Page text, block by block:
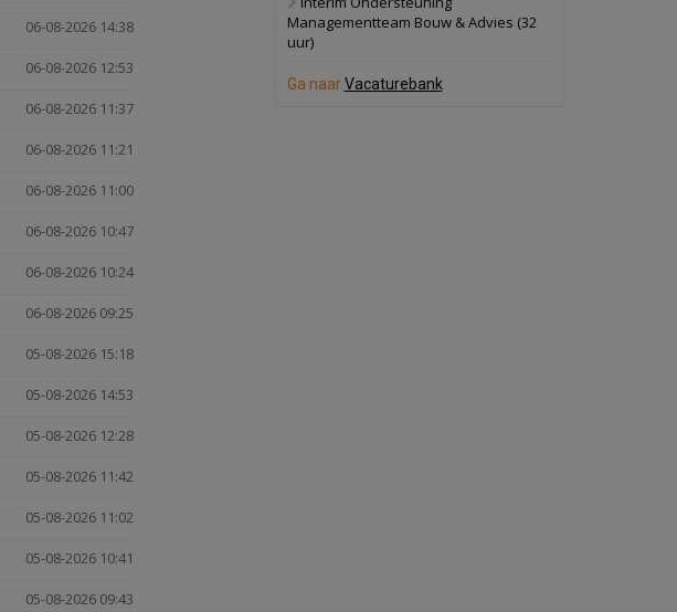
06-08-2026 14:38
06-08-2026 12:53
06-08-2026 11:37
06-08-2026 11:21
06-08-2026 11:00
06-08-2026 10:47
06-08-2026 10:24
06-08-2026 09:25
05-08-2026 15:18
05-08-2026 14:53
05-08-2026 12:28
05-08-2026 11:42
05-08-2026 11:02
05-08-2026 10:41
05-08-2026 09:43
politiebureau
17 september 2026
Voormalig
Managementteam Bouw & Advies (32
uur)
Ga naarVacaturebank